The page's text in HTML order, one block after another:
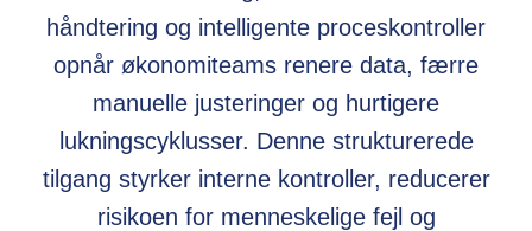
håndtering og intelligente proceskontroller
opnår økonomiteams renere data, færre
manuelle justeringer og hurtigere
lukningscyklusser. Denne strukturerede
tilgang styrker interne kontroller, reducerer
risikoen for menneskelige fejl og